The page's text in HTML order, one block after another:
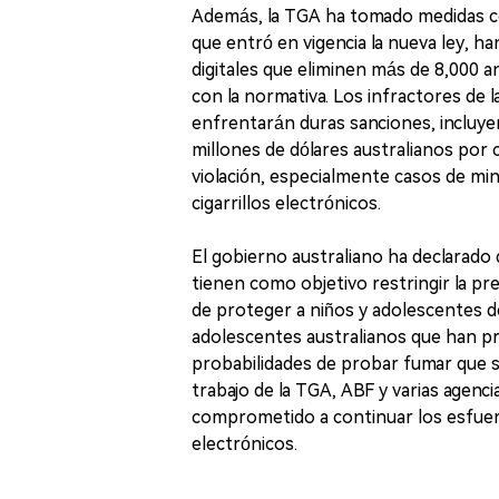
Además, la TGA ha tomado medidas
que entró en vigencia la nueva ley,
digitales que eliminen más de 8,000
con la normativa. Los infractores de
enfrentarán duras sanciones,
millones de dólares australianos por
violación, especialmente casos de
cigarrillos electrónicos.
El gobierno australiano ha
tienen como objetivo restringir la
de proteger a niños y adolescentes
adolescentes australianos que han
probabilidades de probar fumar que
trabajo de la TGA, ABF y varias
comprometido a continuar los
electrónicos.